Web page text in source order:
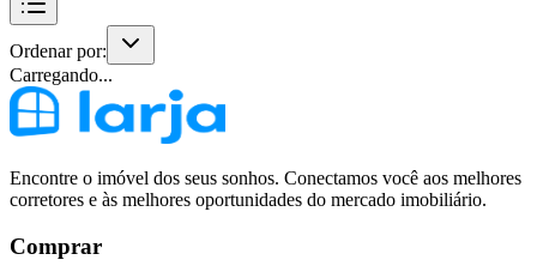
Ordenar por:
Carregando...
Encontre o imóvel dos seus sonhos. Conectamos você aos melhores
corretores e às melhores oportunidades do mercado imobiliário.
Comprar